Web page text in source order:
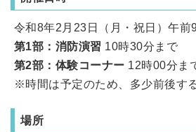
令和8年2月23日（月・祝日）午前
第1部：消防演習 10時30分まで
第2部：体験コーナー 12時00分ま
※時間は予定のため、多少前後す
場所